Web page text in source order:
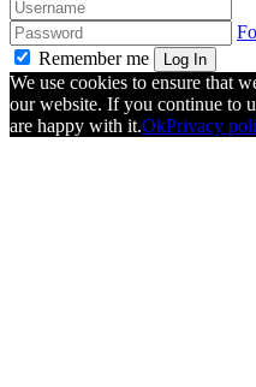
Remember me
Log In
We use cookies to ensure that
our website. If you continue to
are happy with it.OkPrivacy